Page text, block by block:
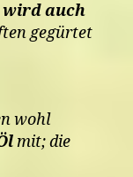
wird auch
gegürtet
wohl
mit; die